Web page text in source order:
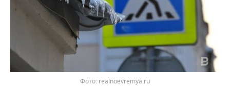
Фото: realnoevremya.ru